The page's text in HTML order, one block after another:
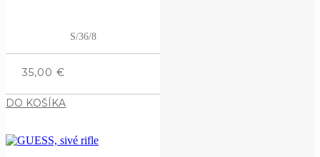
S/36/8
35,00 €
DO KOŠÍKA